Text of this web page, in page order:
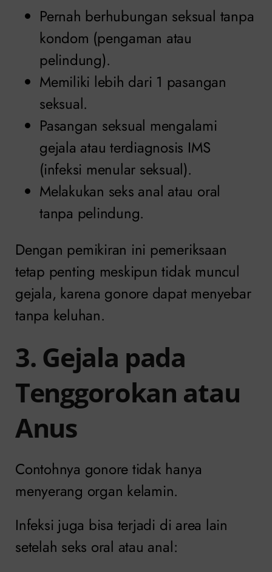
Pernah berhubungan seksual tanpa
kondom (pengaman atau
pelindung).
Memiliki lebih dari 1 pasangan
seksual.
Pasangan seksual mengalami
gejala atau terdiagnosis IMS
(infeksi menular seksual).
Melakukan seks anal atau oral
tanpa pelindung.
Dengan pemikiran ini pemeriksaan
tetap penting meskipun tidak muncul
gejala, karena gonore dapat menyebar
tanpa keluhan.
3. Gejala pada
Tenggorokan atau
Anus
Contohnya gonore tidak hanya
menyerang organ kelamin.
Infeksi juga bisa terjadi di area lain
setelah seks oral atau anal: